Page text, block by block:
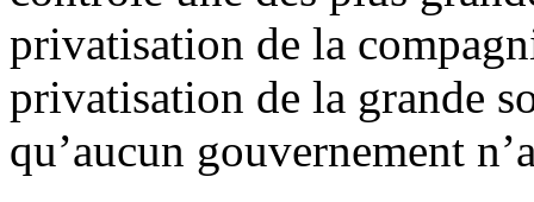
privatisation de la
privatisation de la grande
qu’aucun gouvernement